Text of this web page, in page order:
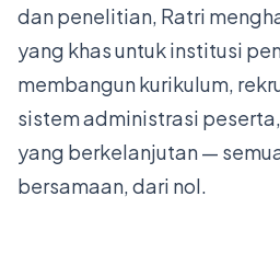
dan penelitian, Ratri
yang khas untuk institusi
membangun kurikulum,
sistem administrasi
yang berkelanjutan —
bersamaan, dari nol.